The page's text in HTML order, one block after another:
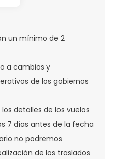
un mínimo de 2
a cambios y
de los gobiernos
detalles de los vuelos
7 días antes de la fecha
no podremos
de los traslados